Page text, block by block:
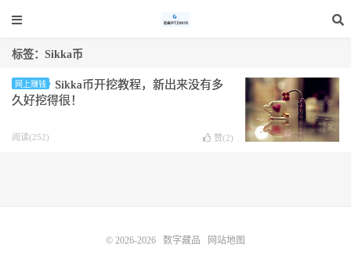
标签：Sikka币
网上赚钱
Sikka币开挖教程，新出来没有多
久好挖得很！
阅读(252) 赞(2)
© 2026-2026 数字藏品 网站地图